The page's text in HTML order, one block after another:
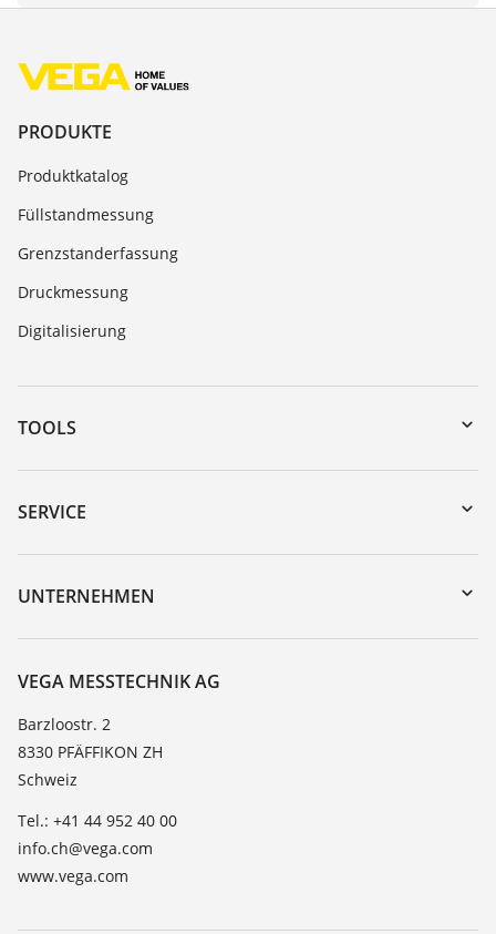
PRODUKTE
Produktkatalog
Füllstandmessung
Grenzstanderfassung
Druckmessung
Digitalisierung
TOOLS
Download-Center
Gerätesuche (Seriennummer)
DTM Collection/PACTware
SERVICE
Geräterücksendung
Trainings
TeamViewer
UNTERNEHMEN
Über VEGA
Kontakt
News
Presse
Blog
VEGA MESSTECHNIK AG
Barzloostr. 2
8330 PFÄFFIKON ZH
Schweiz
Tel.: +41 44 952 40 00
info.ch@vega.com
www.vega.com